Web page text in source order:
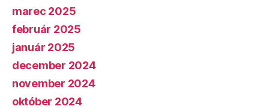
marec 2025
február 2025
január 2025
december 2024
november 2024
október 2024